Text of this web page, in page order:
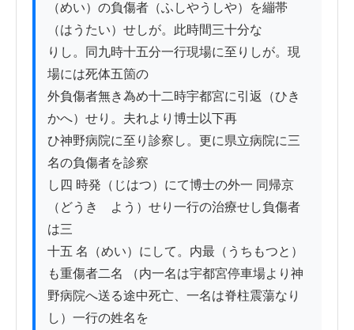
（めい）の負傷者（ふしやうしや）を繃帯
（はうたい）せしが。此時間三十分な
りし。同九時十五分一行現場に至りしが。現
場には死体五箇の
外負傷者無き為め十二時宇都宮に引返（ひき
かへ）せり。夫れより博士以下再
ひ神野病院に至り診察し。更に県立病院に三
名の負傷者を診察
し四 時発（じはつ）にて博士の外一 同帰京
（どうきゝよう）せり一行の治療せし負傷者
は三
十五 名（めい）にして。内最（うちもつと）
も重傷者二名 （内一名は宇都宮停車場より神
野病院へ送る途中死亡、一名は脊柱震蕩なり
し）一行の姓名を